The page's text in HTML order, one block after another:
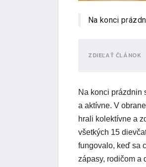
Na konci
ZDIEĽAŤ ČLÁNOK
Na konci prázdnin
a aktívne. V
hrali kolektívne a
všetkých 15
fungovalo, keď sa
zápasy, rodičom a